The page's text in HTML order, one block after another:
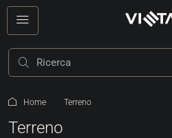
Home Terreno
Terreno